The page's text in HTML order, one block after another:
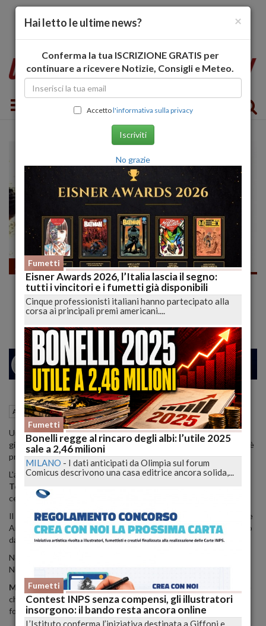
Toggle navigation
Amici Animali
Il Coyote Scorrazzava per Manhattan,
Catturato dalla Polizia
MILANO 26 29
Amici Animali 27 Gennaio 2015 06:14
Un verocoyotein giro perManhattannon è una cosa da tutti i
giorni, ma se ieri vi abbiamo raccontato delle Volpi di Londra non c'è
proprio di che meravigliarsi.
L'animale è stato catturato ieri presso il caseggiatoStuyvesant
Town Complex
cerca di cibo.
Il coyote è stato trasportato per le opportune cure all
'Animal Care
And Control di NYC dove, dopo essere stato esaminato e sfamato
dai veterinari, è stato rimesso in libertà nel Bronx.
Non scherziamo, proprio in un'area boschiva nel noto quartiere
Newyorkese.
Mitchell Silver
, commissario dei City Parks, ha detto: "Anche se è
chiamata 'la giungla urbana', New York City ha più di 5000 acri di
foreste e c'è abbondanza di animali.
×
Hai letto le ultime news?
Conferma la tua ISCRIZIONE GRATIS per
continuare a ricevere Notizie, Consigli e Meteo.
Accettol'informativa sulla privacy
Iscriviti
No grazie
Fumetti
Eisner Awards 2026, l’Italia lascia il segno:
tutti i vincitori e i fumetti già disponibili
Cinque professionisti italiani hanno partecipato alla
corsa ai principali premi americani....
Fumetti
Bonelli regge al rincaro degli albi: l’utile 2025
sale a 2,46 milioni
MILANO - I dati anticipati da Olimpia sul forum
Comicus descrivono una casa editrice ancora solida,...
Fumetti
Contest INPS senza compensi, gli illustratori
insorgono: il bando resta ancora online
L’Istituto conferma l’iniziativa destinata a Giffoni e